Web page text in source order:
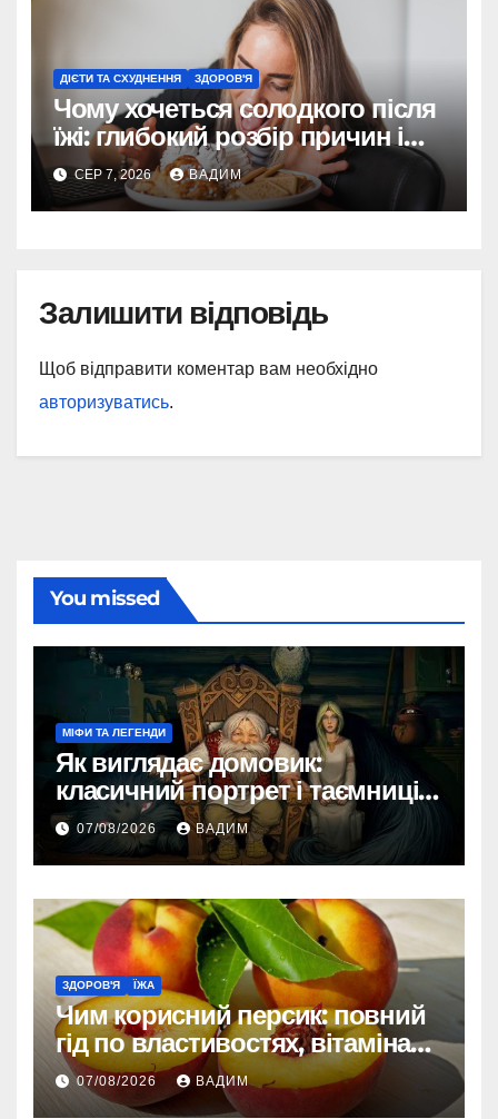
ДІЄТИ ТА СХУДНЕННЯ ЗДОРОВ'Я
Чому хочеться солодкого після
їжі: глибокий розбір причин і
способів контролювати потяг
СЕР 7, 2026 ВАДИМ
Залишити відповідь
Щоб відправити коментар вам необхідно
авторизуватись.
You missed
МІФИ ТА ЛЕГЕНДИ
Як виглядає домовик:
класичний портрет і таємниці
зовнішності
07/08/2026 ВАДИМ
ЗДОРОВ'Я ЇЖА
Чим корисний персик: повний
гід по властивостях, вітамінах і
впливі на організм
07/08/2026 ВАДИМ